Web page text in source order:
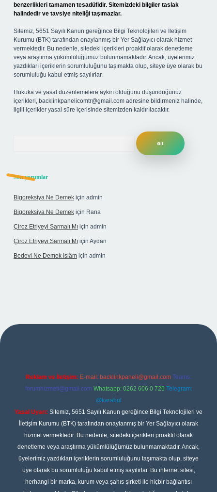
benzerlikleri tamamen tesadüfidir. Sitemizdeki bilgiler taslak
halindedir ve tavsiye niteliği taşımazlar.
Sitemiz, 5651 Sayılı Kanun gereğince Bilgi Teknolojileri ve İletişim
Kurumu (BTK) tarafından onaylanmış bir Yer Sağlayıcı olarak hizmet
vermektedir. Bu nedenle, sitedeki içerikleri proaktif olarak denetleme
veya araştırma yükümlülüğümüz bulunmamaktadır. Ancak, üyelerimiz
yazdıkları içeriklerin sorumluluğunu taşımakta olup, siteye üye olarak bu
sorumluluğu kabul etmiş sayılırlar.
Hukuka ve yasal düzenlemelere aykırı olduğunu düşündüğünüz
içerikleri, backlinkpanelicomtr@gmail.com adresine bildirmeniz halinde,
ilgili içerikler yasal süre içerisinde sitemizden kaldırılacaktır.
Son yorumlar
Bigoreksiya Ne Demek için admin
Bigoreksiya Ne Demek için Rana
Çiroz Etriyeyi Sarmalı Mı için admin
Çiroz Etriyeyi Sarmalı Mı için Aydan
Bedevi Ne Demek Islâm için admin
Reklam ve İletişim: E-mail: backlinkpaneli@gmail.com Teams:
forumhizmeti@gmail.com Whatsapp: 0262 606 0 726 Telegram:
@karabul
Yasal Uyarı: Sitemiz, 5651 Sayılı Kanun gereğince Bilgi Teknolojileri ve
İletişim Kurumu (BTK) tarafından onaylanmış bir Yer Sağlayıcı olarak
hizmet vermektedir. Bu nedenle, sitedeki içerikleri proaktif olarak
denetleme veya araştırma yükümlülüğümüz bulunmamaktadır. Ancak,
üyelerimiz yazdıkları içeriklerin sorumluluğunu taşımakta olup, siteye
üye olarak bu sorumluluğu kabul etmiş sayılırlar. Bu internet sitesi,
herhangi bir marka, kurum veya şahıs şirketi ile hiçbir bağlantısı